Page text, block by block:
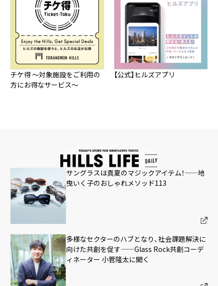
チケ得 ～対象施設をご利用の
方にお得なサービス～
【公式】ヒルズアプリ
サングラスは真夏のマジックアイテム！——地
曳いく子のおしゃれメソッド113
多様なセクターのハブとなり、社会課題解決に
向けた共創を促す——Glass Rock共創コーデ
ィネーター 小菅隆太に聞く